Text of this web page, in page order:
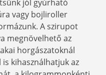
jól gyúrható
vagy bojliroller
A szirupot
megnövelhető az
horgászatoknál
kihasználhatjuk az